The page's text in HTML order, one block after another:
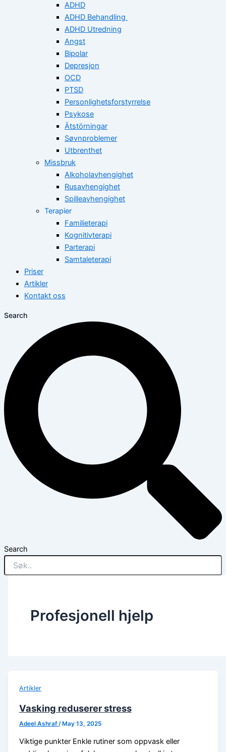
ADHD
ADHD Behandling
ADHD Utredning
Angst
Bipolar
Depresjon
OCD
PTSD
Personlighetsforstyrrelse
Psykose
Ätstörningar
Søvnproblemer
Utbrenthet
Missbruk
Alkoholavhengighet
Rusavhengighet
Spilleavhengighet
Terapier
Familieterapi
Kognitivterapi
Parterapi
Samtaleterapi
Priser
Artikler
Kontakt oss
Search
Search
Profesjonell hjelp
Artikler
Vasking reduserer stress
Adeel Ashraf /May 13, 2025
Viktige punkter Enkle rutiner som oppvask eller